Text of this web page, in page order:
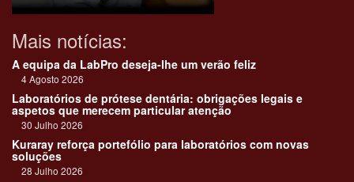
Mais notícias:
A equipa da LabPro deseja-lhe um verão feliz
4 Agosto 2026
Laboratórios de prótese dentária: obrigações legais e
aspetos que merecem particular atenção
30 Julho 2026
Kuraray reforça portefólio para laboratórios com novas
soluções
28 Julho 2026